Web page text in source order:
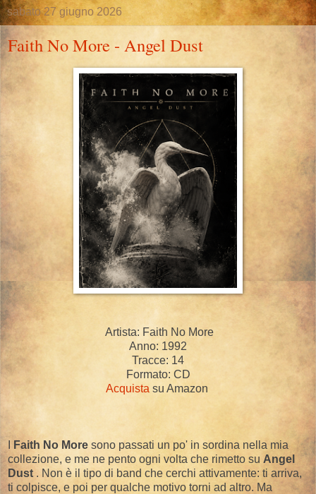
sabato 27 giugno 2026
Faith No More - Angel Dust
Artista: Faith No More
Anno: 1992
Tracce: 14
Formato: CD
Acquista su Amazon
Faith No More sono passati un po' in sordina nella mia
collezione, e me ne pento ogni volta che rimetto su Angel
Dust . Non è il tipo di band che cerchi attivamente: ti arriva,
ti colpisce, e poi per qualche motivo torni ad altro. Ma